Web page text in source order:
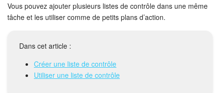
Calendriers
Bitrix24 Drive
Base de connaissances
Vous pouvez ajouter plusieurs listes de contrôle dans une même
tâche et les utiliser comme de petits plans d’action.
Dans cet article :
Créer une liste de contrôle
Utiliser une liste de contrôle